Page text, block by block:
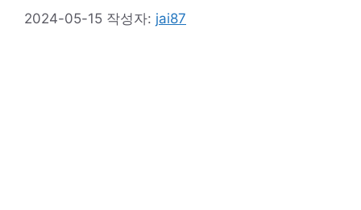
2024-05-15 작성자: jai87